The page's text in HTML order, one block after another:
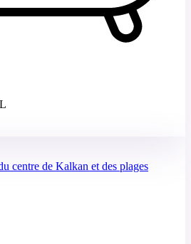
centre de Kalkan et des plages